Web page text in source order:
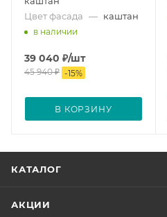
Цвет фасада — каштан
в наличии
39 040 ₽/шт
45 940₽ -15%
В КОРЗИНУ
КАТАЛОГ
АКЦИИ